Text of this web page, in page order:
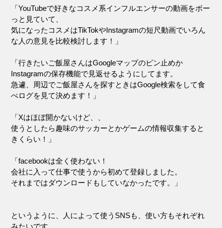
「YouTubeで好きなコスメ系インフルエンサーの動画をボー
っと見ていて、
気になったコスメはTikTokやInstagramの短尺動画でいろん
な人の意見を比較検討します！」
「行きたいご飯屋さんはGoogleマップのピン止めか
Instagramの保存機能で見返せるようにしてます。
急遽、周辺でご飯屋さんを探すときはGoogle検索をして食
べログを見て決めます！」
「Xはほぼ開かないけど、、
使うとしたら趣味のサッカーとかゲームの情報収集すると
きくらい！」
「facebookは全く使わない！
会社に入って仕事で使うから初めて登録しました。
それまではダウンロードもしていなかったです。」
というように、人によって使うSNSも、使い方もそれぞれ
みたいです。